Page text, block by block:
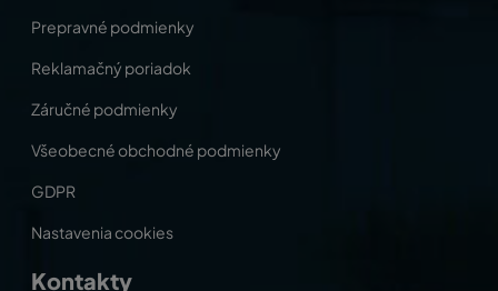
Prepravné podmienky
Reklamačný poriadok
Záručné podmienky
Všeobecné obchodné podmienky
GDPR
Nastavenia cookies
Kontakty